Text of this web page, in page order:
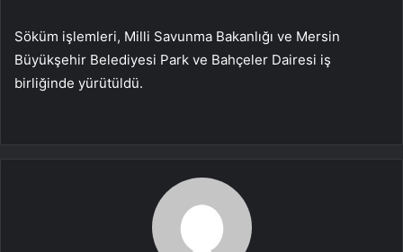
Söküm işlemleri, Milli Savunma Bakanlığı ve Mersin
Büyükşehir Belediyesi Park ve Bahçeler Dairesi iş
birliğinde yürütüldü.